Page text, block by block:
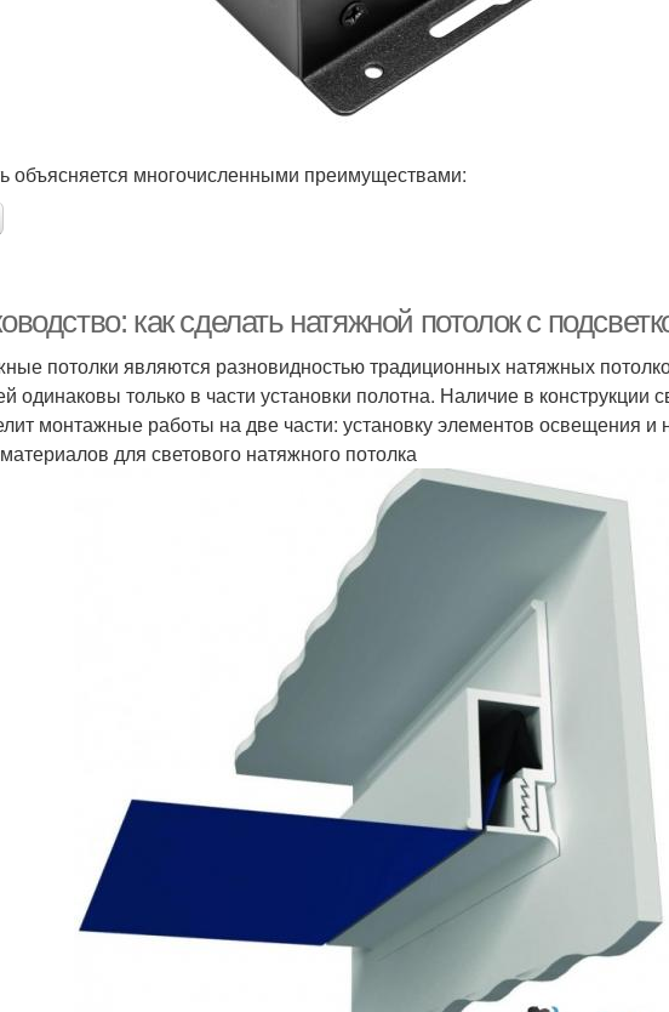
объясняется многочисленными преимуществами:
как сделать натяжной потолок с
потолки являются разновидностью традиционных натяжных
одинаковы только в части установки полотна. Наличие в конструкции
монтажные работы на две части: установку элементов освещения и
для светового натяжного потолка